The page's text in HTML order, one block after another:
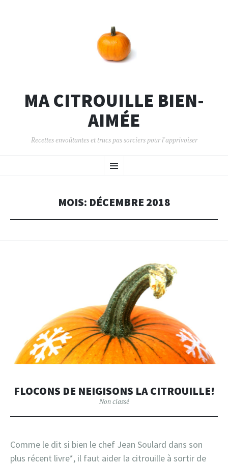
MA CITROUILLE BIEN-
AIMÉE
Recettes envoûtantes et trucs pas sorciers pour l'apprivoiser
MOIS: DÉCEMBRE 2018
FLOCONS DE NEIGISONS LA CITROUILLE!
Non classé
Comme le dit si bien le chef Jean Soulard dans son
plus récent livre*, il faut aider la citrouille à sortir de